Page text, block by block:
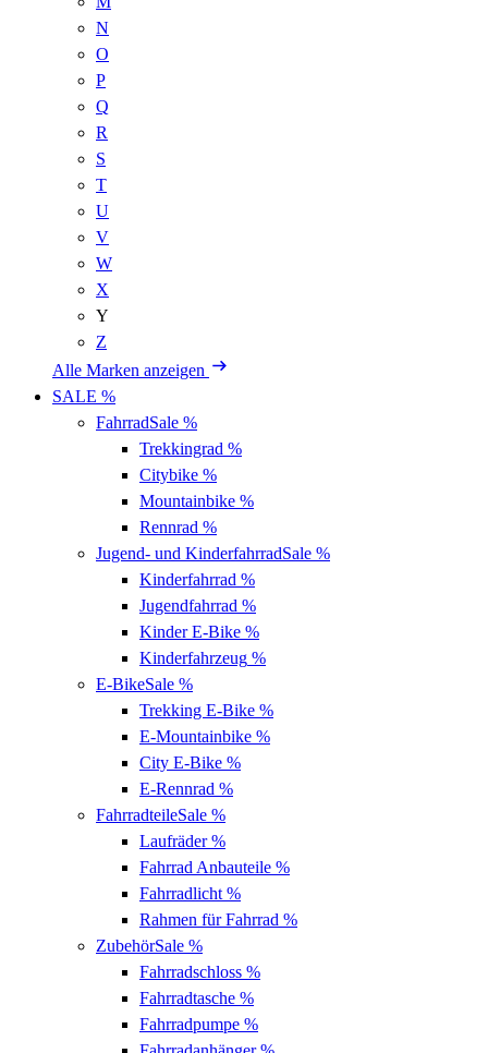
N
O
P
Q
R
S
T
U
V
W
X
Y
Z
Alle Marken anzeigen
SALE %
FahrradSale %
Trekkingrad %
Citybike %
Mountainbike %
Rennrad %
Jugend- und KinderfahrradSale %
Kinderfahrrad %
Jugendfahrrad %
Kinder E-Bike %
Kinderfahrzeug %
E-BikeSale %
Trekking E-Bike %
E-Mountainbike %
City E-Bike %
E-Rennrad %
FahrradteileSale %
Laufräder%
Fahrrad Anbauteile %
Fahrradlicht %
Rahmen für Fahrrad %
ZubehörSale %
Fahrradschloss %
Fahrradtasche %
Fahrradpumpe %